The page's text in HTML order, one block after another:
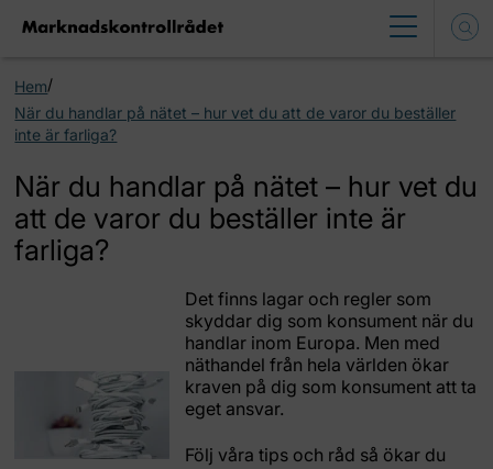
Hem/
När du handlar på nätet – hur vet du att de varor du beställer
inte är farliga?
När du handlar på nätet – hur vet du
att de varor du beställer inte är
farliga?
Det finns lagar och regler som
skyddar dig som konsument när du
handlar inom Europa. Men med
näthandel från hela världen ökar
kraven på dig som konsument att ta
eget ansvar.
Följ våra tips och råd så ökar du